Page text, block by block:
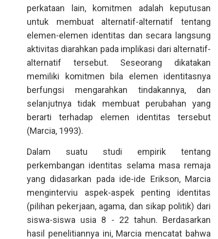
perkataan lain, komitmen adalah keputusan
untuk membuat alternatif-alternatif tentang
elemen-elemen identitas dan secara langsung
aktivitas diarahkan pada implikasi dari alternatif-
alternatif tersebut. Seseorang dikatakan
memiliki komitmen bila elemen identitasnya
berfungsi mengarahkan tindakannya, dan
selanjutnya tidak membuat perubahan yang
berarti terhadap elemen identitas tersebut
(Marcia, 1993).
Dalam suatu studi empirik tentang
perkembangan identitas selama masa remaja
yang didasarkan pada ide-ide Erikson, Marcia
menginterviu aspek-aspek penting identitas
(pilihan pekerjaan, agama, dan sikap politik) dari
siswa-siswa usia 8 - 22 tahun. Berdasarkan
hasil penelitiannya ini, Marcia mencatat bahwa